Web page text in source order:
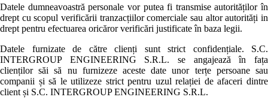
Datele dumneavoastră personale vor putea fi transmise autorităților în
drept cu scopul verificării tranzacțiilor comerciale sau altor autorități in
drept pentru efectuarea oricăror verificări justificate în baza legii.
Datele furnizate de către clienți sunt strict confidențiale. S.C.
INTERGROUP ENGINEERING S.R.L. se angajează în fața
clienților săi să nu furnizeze aceste date unor terțe persoane sau
companii și să le utilizeze strict pentru uzul relației de afaceri dintre
client și S.C. INTERGROUP ENGINEERING S.R.L.